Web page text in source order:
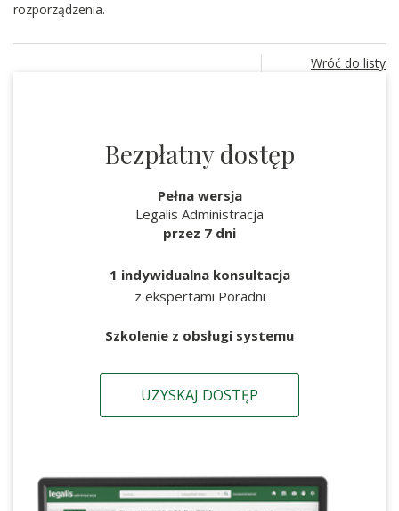
rozporządzenia.
Wróć do listy
Bezpłatny dostęp
Pełna wersja
Legalis Administracja
przez 7 dni
1 indywidualna konsultacja
z ekspertami Poradni
Szkolenie z obsługi systemu
UZYSKAJ DOSTĘP